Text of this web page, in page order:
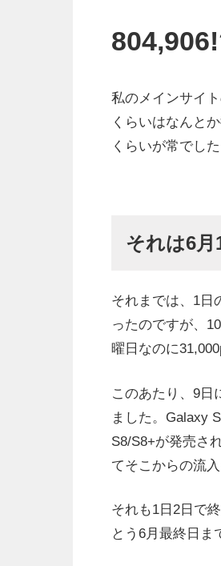
私のメインサイ
くらいはなんと
くらいが常でし
それは6月
それまでは、1日
ったのですが、
曜日なのに
このあたり、9日
ました。Galaxy
S8/S8+が発売さ
てそこからの流
それも1日2日で
とう6月最終日ま